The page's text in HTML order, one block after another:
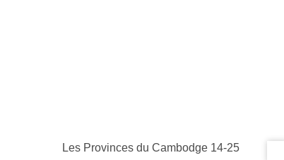
Les Provinces du Cambodge 14-25